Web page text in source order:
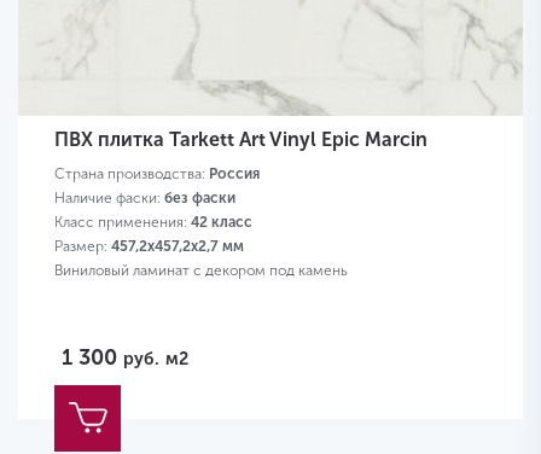
ПВХ плитка Tarkett Art Vinyl Epic Marcin
Страна производства: Россия
Наличие фаски: без фаски
Класс применения: 42 класс
Размер: 457,2х457,2х2,7 мм
Виниловый ламинат с декором под камень
1 300 руб. м2